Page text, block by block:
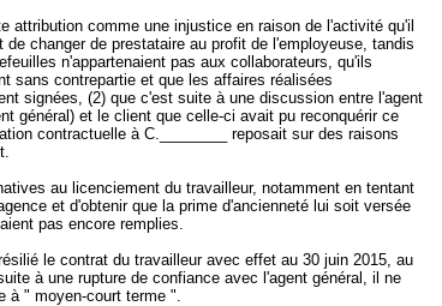
attribution comme une injustice en raison de l'activité qu'il
changer de prestataire au profit de l'employeuse, tandis
n'appartenaient pas aux collaborateurs, qu'ils
sans contrepartie et que les affaires réalisées
signées, (2) que c'est suite à une discussion entre l'agent
général) et le client que celle-ci avait pu reconquérir ce
contractuelle à C.________ reposait sur des raisons
au licenciement du travailleur, notamment en tentant
et d'obtenir que la prime d'ancienneté lui soit versée
pas encore remplies.
le contrat du travailleur avec effet au 30 juin 2015, au
à une rupture de confiance avec l'agent général, il ne
à " moyen-court terme ".